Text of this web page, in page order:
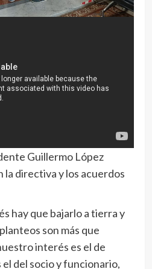
Guillermo López
la directiva y los acuerdos
hay que bajarlo a tierra y
son más que
interés es el de
el del socio y funcionario,